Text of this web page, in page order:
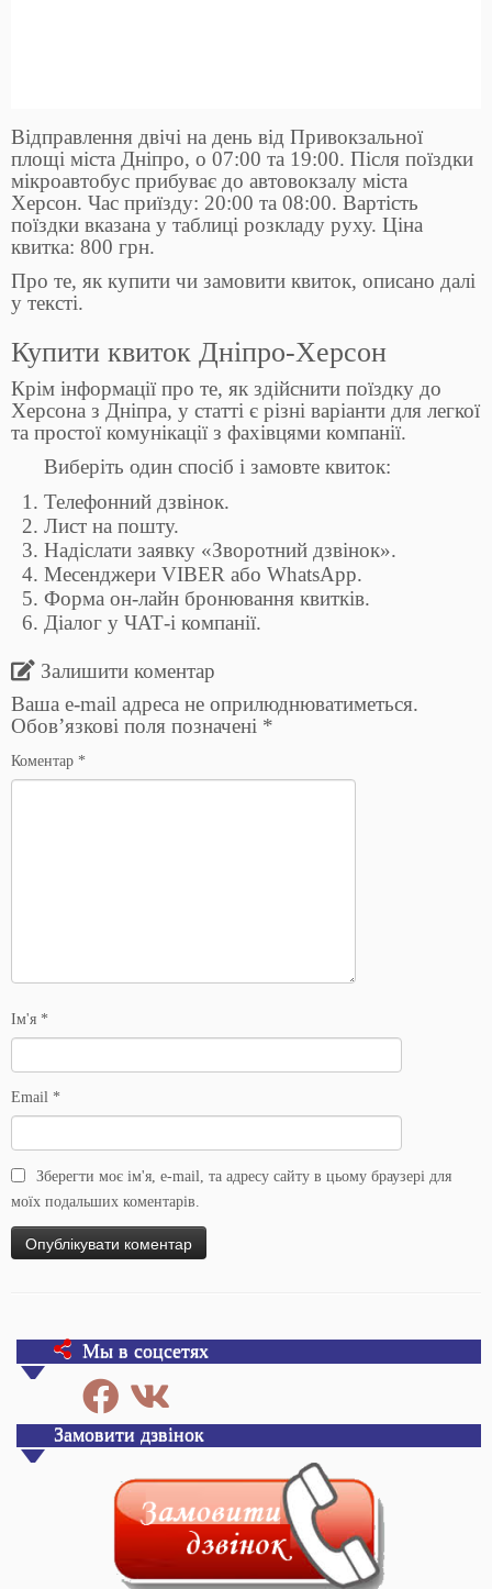
Відправлення двічі на день від Привокзальної
площі міста Дніпро, о 07:00 та 19:00. Після поїздки
мікроавтобус прибуває до автовокзалу міста
Херсон. Час приїзду: 20:00 та 08:00. Вартість
поїздки вказана у таблиці розкладу руху. Ціна
квитка: 800 грн.
Про те, як купити чи замовити квиток, описано далі
у тексті.
Купити квиток Дніпро-Херсон
Крім інформації про те, як здійснити поїздку до
Херсона з Дніпра, у статті є різні варіанти для легкої
та простої комунікації з фахівцями компанії.
Виберіть один спосіб і замовте квиток:
Телефонний дзвінок.
Лист на пошту.
Надіслати заявку «Зворотний дзвінок».
Месенджери VIBER або WhatsApp.
Форма он-лайн бронювання квитків.
Діалог у ЧАТ-і компанії.
Залишити коментар
Ваша e-mail адреса не оприлюднюватиметься.
Обов’язкові поля позначені *
Коментар *
Ім'я *
Email *
Зберегти моє ім'я, e-mail, та адресу сайту в цьому браузері для
моїх подальших коментарів.
Мы в соцсетях
Замовити дзвінок